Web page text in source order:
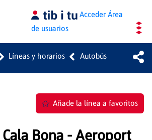
principal AccederÁrea
de usuarios
Líneas y horarios Autobús
Añade la línea a favoritos
Cala Bona - Aeroport